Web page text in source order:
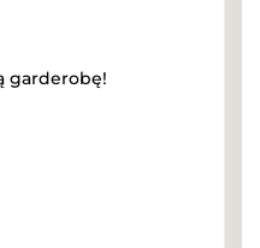
garderobę!